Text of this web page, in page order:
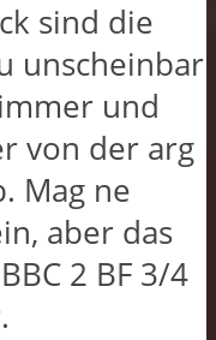
sind die
unscheinbar
und
von der arg
Mag ne
aber das
2 BF 3/4